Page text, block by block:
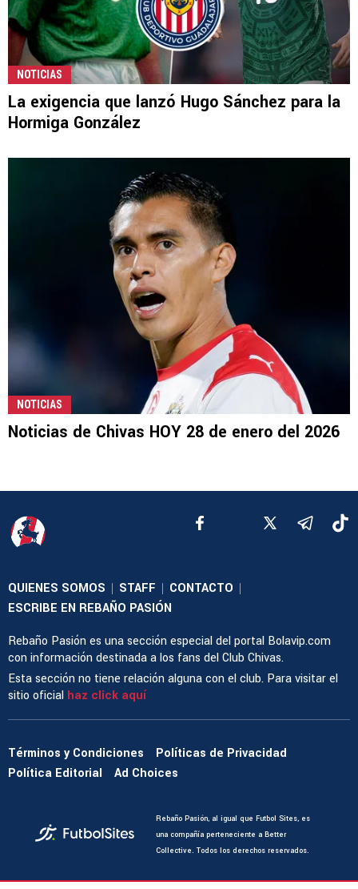
NOTICIAS
La exigencia que lanzó Hugo Sánchez para la
Hormiga González
NOTICIAS
Noticias de Chivas HOY 28 de enero del 2026
QUIENES SOMOS STAFF CONTACTO
ESCRIBE EN REBAÑO PASIÓN
Rebaño Pasión es una sección especial del portal Bolavip.com
con información destinada a los fans del Club Chivas.
Esta sección no tiene relación alguna con el club. Para visitar el
sitio oficial haz click aquí
Términos y Condiciones
Políticas de Privacidad
Política Editorial
Ad Choices
Rebaño Pasión, al igual que Futbol Sites, es
una compañía perteneciente a Better
Collective. Todos los derechos reservados.